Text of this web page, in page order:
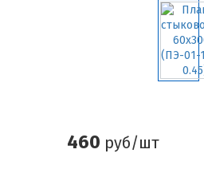
460 руб/шт